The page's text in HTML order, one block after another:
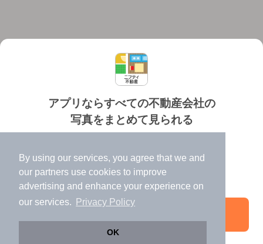
By using our services, you agree that we and
our partners use cookies to improve
advertising and enhance your experience on
our services.
Privacy Policy
OK
アプリならすべての不動産会社の
写真をまとめて見られる
✔️
高速表示で似た物件も見つけやすい
✔️
便利な通知機能も充実
個人情報保護ポリシー 利用規約
©NIFTY Lifestyle Co., Ltd.